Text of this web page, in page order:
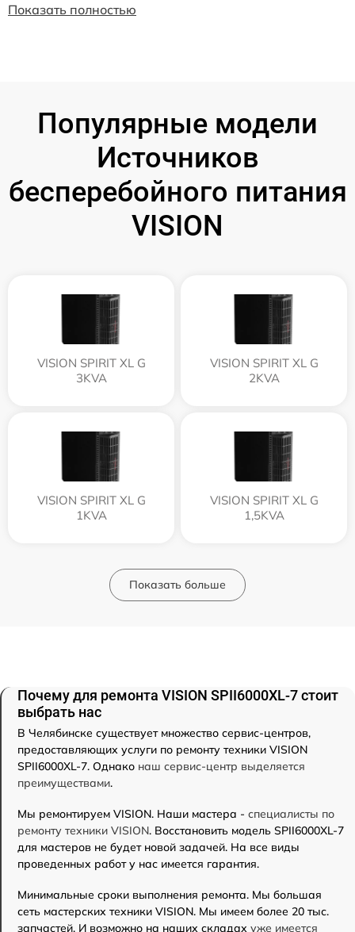
Показать полностью
Популярные модели
Источников
бесперебойного питания
VISION
VISION SPIRIT XL G
3KVA
VISION SPIRIT XL G
2KVA
VISION SPIRIT XL G
1KVA
VISION SPIRIT XL G
1,5KVA
Показать больше
Почему для ремонта VISION SPII6000XL-7 стоит
выбрать нас
В Челябинске существует множество сервис-центров,
предоставляющих услуги по ремонту техники VISION
SPII6000XL-7. Однако наш сервис-центр выделяется
преимуществами.
Мы ремонтируем VISION. Наши мастера - специалисты по
ремонту техники VISION. Восстановить модель SPII6000XL-7
для мастеров не будет новой задачей. На все виды
проведенных работ у нас имеется гарантия.
Минимальные сроки выполнения ремонта. Мы большая
сеть мастерских техники VISION. Мы имеем более 20 тыс.
запчастей. И возможно на наших складах уже имеется